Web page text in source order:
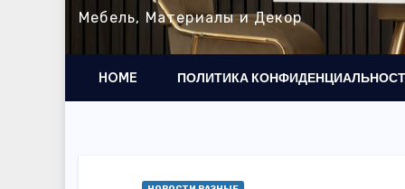
Мебель, Материалы и Декор
HOME ПОЛИТИКА